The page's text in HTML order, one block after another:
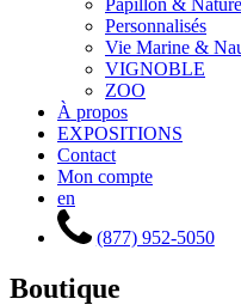
Personnalisés
Vie Marine &
VIGNOBLE
ZOO
À propos
EXPOSITIONS
Contact
Mon compte
en
(877) 952-5050
Boutique